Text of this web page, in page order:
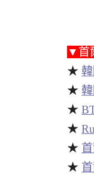
▼首
★
★
★
★
★
★